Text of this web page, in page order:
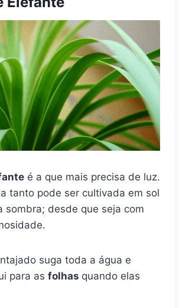
é a que mais precisa de luz.
tanto pode ser cultivada em sol
sombra; desde que seja com
suga toda a água e
para as folhas quando elas